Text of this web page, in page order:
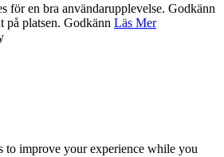
för en bra användarupplevelse. Godkänn
på platsen. Godkänn Läs Mer
to improve your experience while you